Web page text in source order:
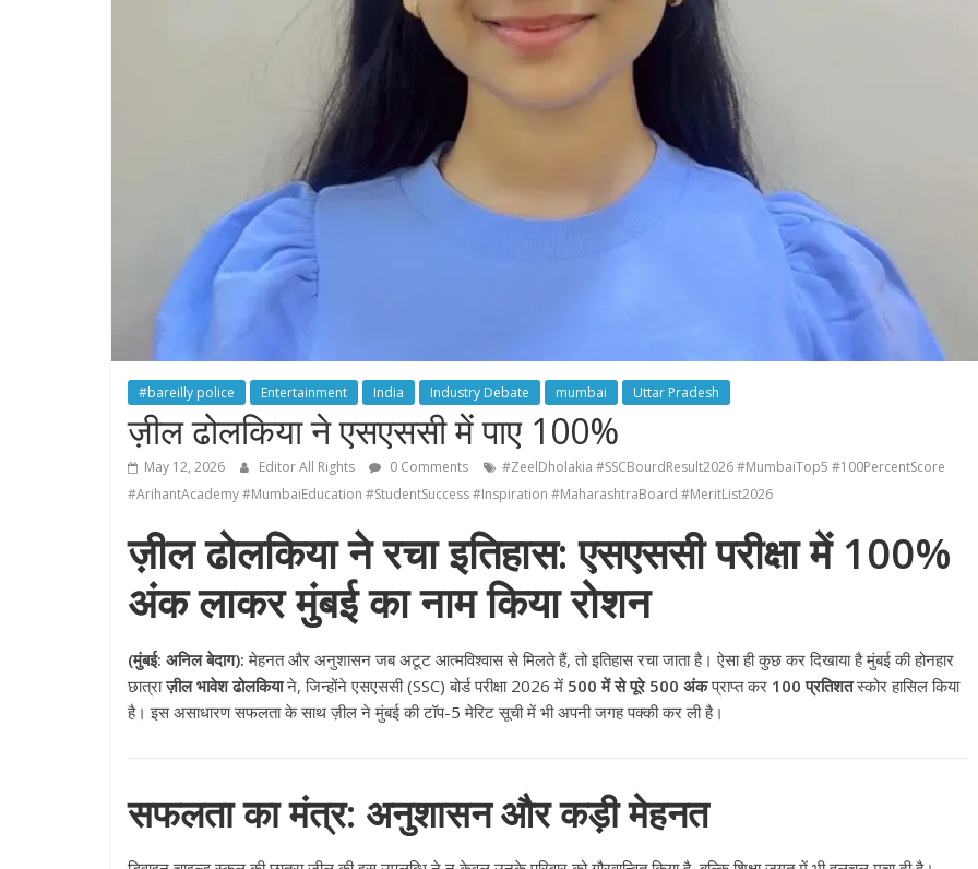
#bareilly police Entertainment India Industry Debate mumbai Uttar Pradesh
ज़ील ढोलकिया ने एसएससी में पाए 100%
May 12, 2026 Editor All Rights 0 Comments
#ZeelDholakia #SSCBourdResult2026 #MumbaiTop5 #100PercentScore
#ArihantAcademy #MumbaiEducation #StudentSuccess #Inspiration #MaharashtraBoard #MeritList2026
ज़ील ढोलकिया ने रचा इतिहास: एसएससी परीक्षा में 100%
अंक लाकर मुंबई का नाम किया रोशन
(मुंबई: अनिल बेदाग): मेहनत और अनुशासन जब अटूट आत्मविश्वास से मिलते हैं, तो इतिहास रचा जाता है। ऐसा ही कुछ कर दिखाया है मुंबई की होनहार
छात्राज़ील भावेश ढोलकियाने, जिन्होंने एसएससी (SSC) बोर्ड परीक्षा 2026 में 500 में से पूरे 500 अंकप्राप्त कर 100 प्रतिशतस्कोर हासिल किया
है। इस असाधारण सफलता के साथ ज़ील ने मुंबई की टॉप-5 मेरिट सूची में भी अपनी जगह पक्की कर ली है।
सफलता का मंत्र: अनुशासन और कड़ी मेहनत